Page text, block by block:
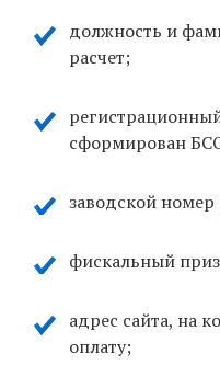
должность и
расчет;
сформирован
заводской
фискальный
адрес сайта, на
оплату;